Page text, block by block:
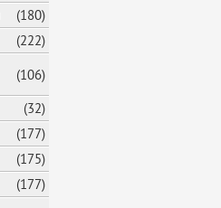
(180)
(222)
(106)
(32)
(177)
(175)
(177)